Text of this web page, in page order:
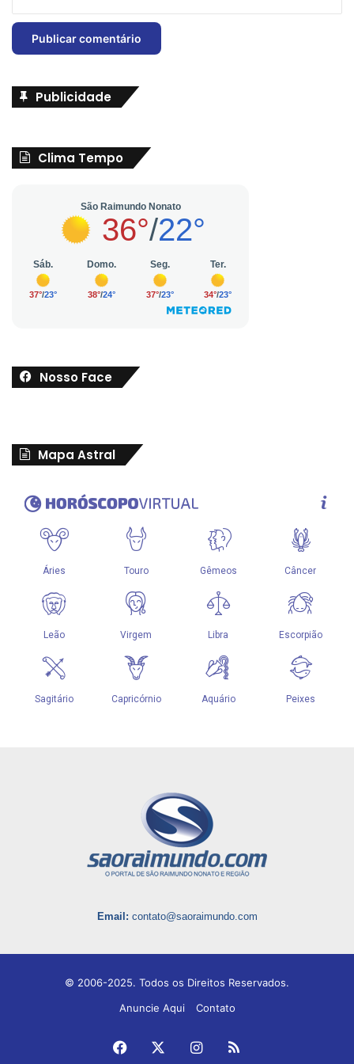
Publicidade
Clima Tempo
Nosso Face
Mapa Astral
Email: contato@saoraimundo.com
© 2006-2025. Todos os Direitos Reservados.
Anuncie Aqui
Contato
Facebook Instagram
RSS